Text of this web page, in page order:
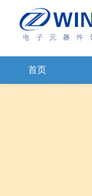
首页